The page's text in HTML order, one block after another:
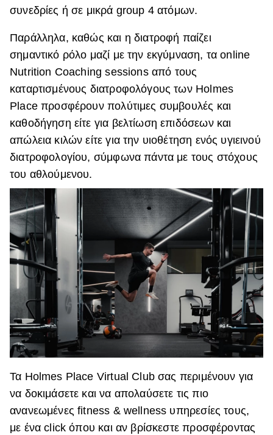
συνεδρίες ή σε μικρά group 4 ατόμων.
Παράλληλα, καθώς και η διατροφή παίζει
σημαντικό ρόλο μαζί με την εκγύμναση, τα online
Nutrition Coaching sessions από τους
καταρτισμένους διατροφολόγους των Holmes
Place προσφέρουν πολύτιμες συμβουλές και
καθοδήγηση είτε για βελτίωση επιδόσεων και
απώλεια κιλών είτε για την υιοθέτηση ενός υγιεινού
διατροφολογίου, σύμφωνα πάντα με τους στόχους
του αθλούμενου.
Τα Holmes Place Virtual Club σας περιμένουν για
να δοκιμάσετε και να απολαύσετε τις πιο
ανανεωμένες fitness & wellness υπηρεσίες τους,
με ένα click όπου και αν βρίσκεστε προσφέροντας